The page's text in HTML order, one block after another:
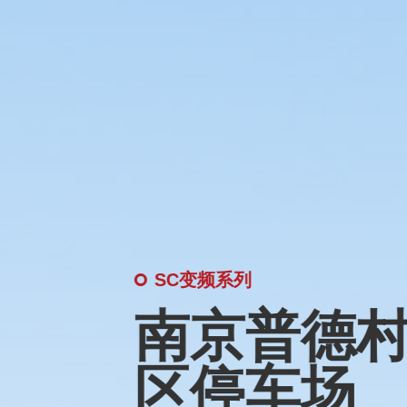
SC变频系列
南京普德
区停车场